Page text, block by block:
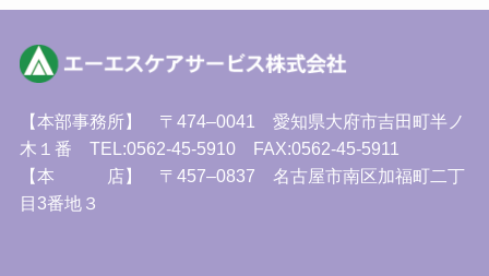
【本部事務所】 〒474–0041 愛知県大府市吉田町半ノ
木１番 TEL:0562-45-5910 FAX:0562-45-5911
【本 店】 〒457–0837 名古屋市南区加福町二丁
目3番地３